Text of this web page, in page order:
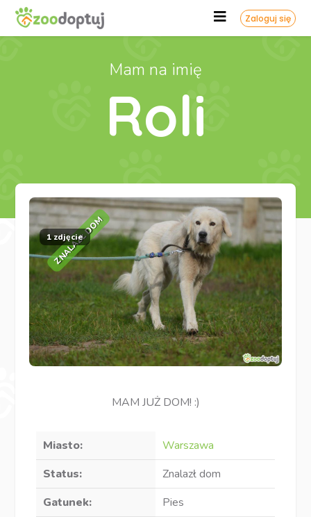
Zaloguj się
Mam na imię
Roli
ZNALAZŁ DOM
1 zdjęcie
MAM JUŻ DOM! :)
Miasto:
Warszawa
Status:
Znalazł dom
Gatunek:
Pies